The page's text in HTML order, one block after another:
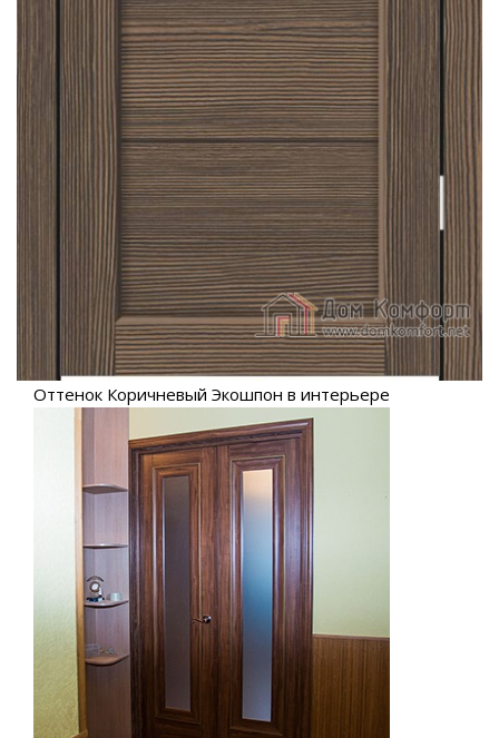
Оттенок Коричневый Экошпон в интерьере